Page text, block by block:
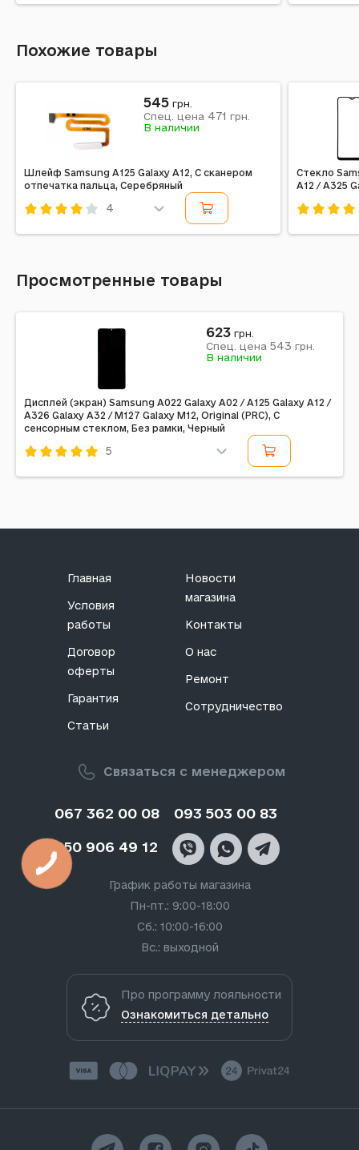
Похожие товары
Шлейф Samsung A125 Galaxy A12, С сканером
отпечатка пальца, Серебряный
4
545 грн.
Спец. цена 471 грн.
В наличии
Стекло
A12 / A325
Просмотренные товары
Дисплей (экран) Samsung A022 Galaxy A02 / A125 Galaxy A12 /
A326 Galaxy A32 / M127 Galaxy M12, Original (PRC), С
сенсорным стеклом, Без рамки, Черный
5
623 грн.
Спец. цена 543 грн.
В наличии
Связаться с менеджером
067 362 00 08 093 503 00 83
050 906 49 12
График работы магазина
Пн-пт.: 9:00-18:00
Сб.: 10:00-16:00
Вс.: выходной
Главная
Условия
работы
Договор
оферты
Гарантия
Статьи
Новости
магазина
Контакты
О нас
Ремонт
Сотрудничество
Про программу лояльности
Ознакомиться детально